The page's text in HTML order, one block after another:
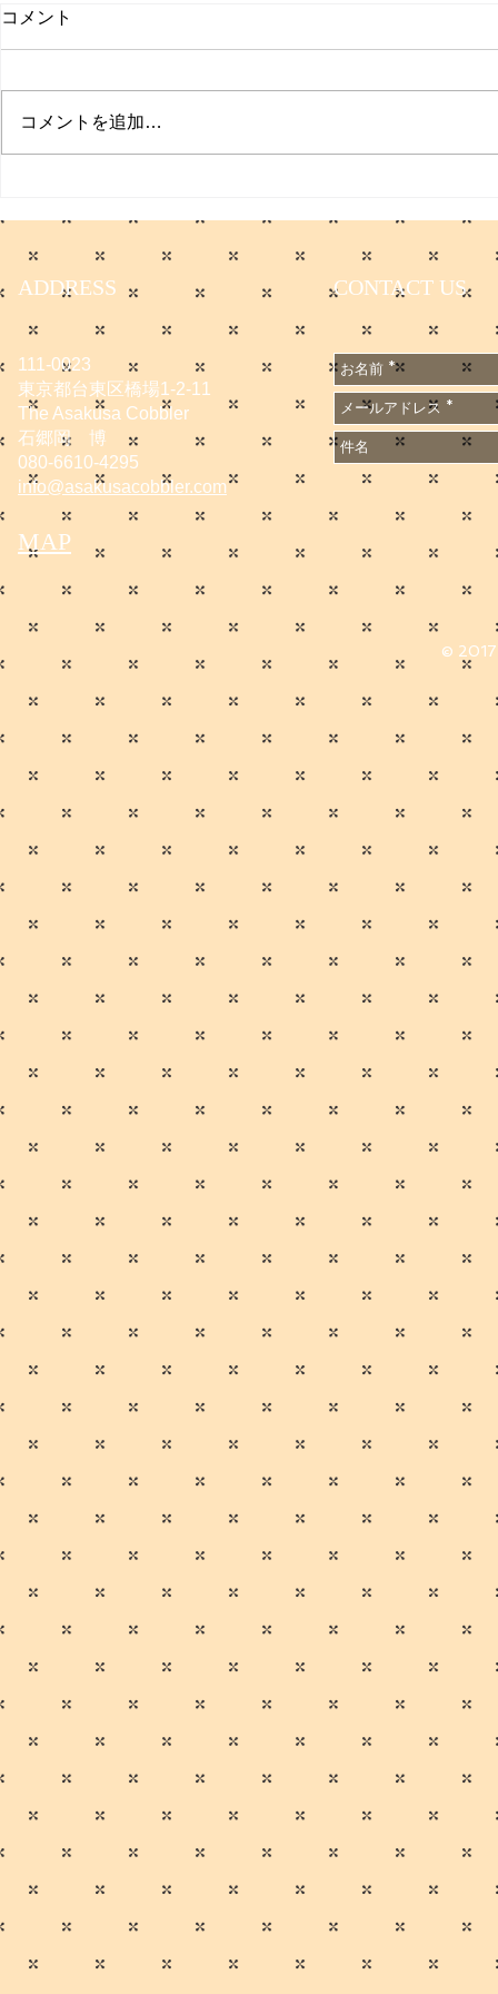
プクイチ
コメント
コメントを追加…
ADDRESS CONTACT US
111-0023
東京都台東区橋場1-2-11
The Asakusa Cobbler
石郷岡 博
080-6610-4295
info@asakusacobbler.com
MAP
© 2017